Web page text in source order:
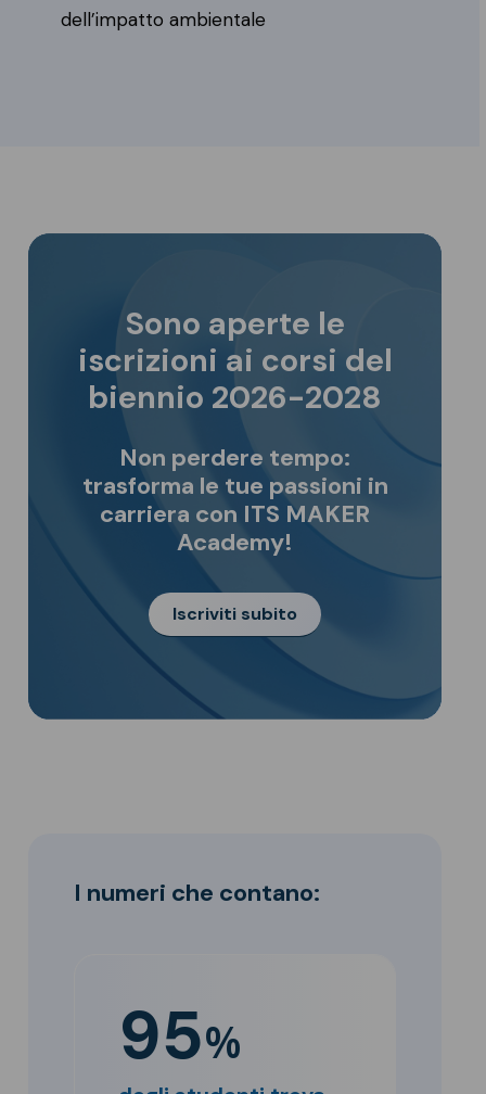
dell’impatto ambientale
Sono aperte le
iscrizioni ai corsi del
biennio 2026-2028
Non perdere tempo:
trasforma le tue passioni in
carriera con ITS MAKER
Academy!
Iscriviti subito
I numeri che contano:
95%